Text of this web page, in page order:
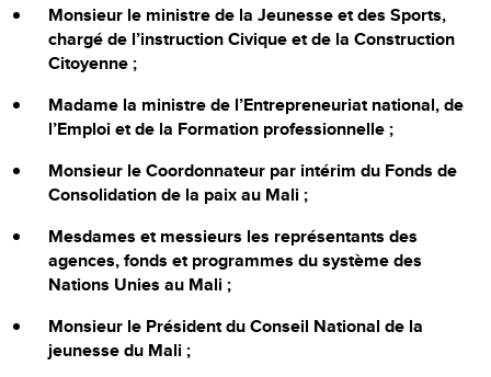
Monsieur le ministre de la Jeunesse et des Sports,
chargé de l’instruction Civique et de la Construction
Citoyenne ;
Madame la ministre de l’Entrepreneuriat national, de
l’Emploi et de la Formation professionnelle ;
Monsieur le Coordonnateur par intérim du Fonds de
Consolidation de la paix au Mali ;
Mesdames et messieurs les représentants des
agences, fonds et programmes du système des
Nations Unies au Mali ;
Monsieur le Président du Conseil National de la
jeunesse du Mali ;